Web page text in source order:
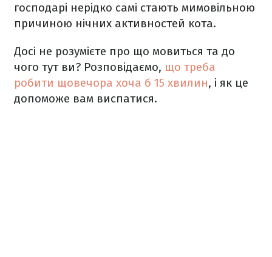
господарі нерідко самі стають мимовільною
причиною нічних активностей кота.
Досі не розумієте про що мовиться та до
чого тут ви? Розповідаємо, що треба
робити щовечора хоча б 15 хвилин, і як це
допоможе вам виспатися.